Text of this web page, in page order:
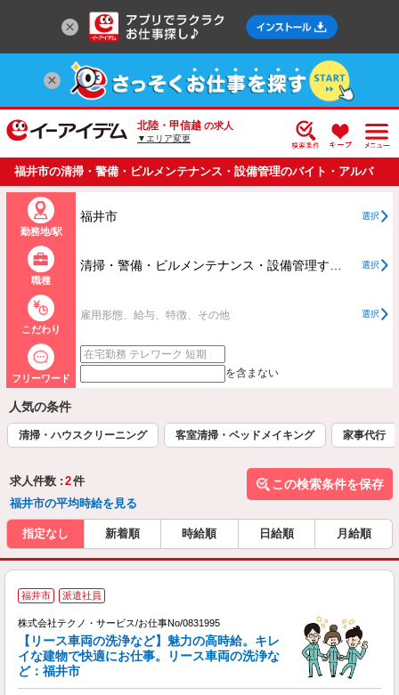
北陸・甲信越 の求人
▼エリア変更
福井市の清掃・警備・ビルメンテナンス・設備管理のバイト・アルバ
イト・パートの求人情報一覧
勤務地/駅
福井市 選択
職種
選択
こだわり
雇用形態、給与、特徴、その他 選択
フリーワード を含まない
人気の条件
清掃・ハウスクリーニング 客室清掃・ベッドメイキング 家事代行
求人件数 : 2件
福井市の平均時給を見る
この検索条件を保存
指定なし 新着順 時給順 日給順 月給順
福井市 派遣社員
株式会社テクノ・サービス/お仕事No/0831995
【リース車両の洗浄など】魅力の高時給。キレ
イな建物で快適にお仕事。リース車両の洗浄な
ど：福井市